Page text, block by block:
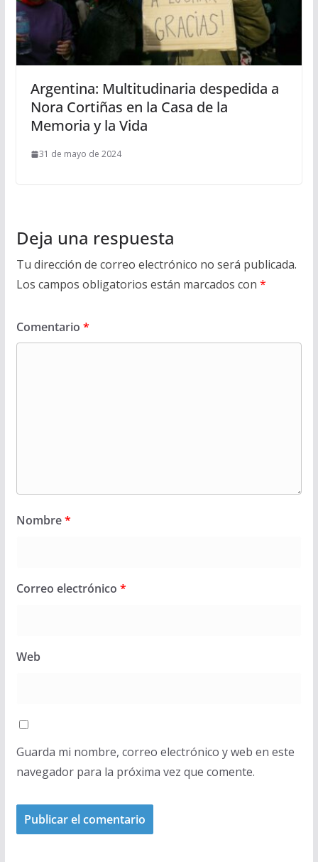
Argentina: Multitudinaria despedida a
Nora Cortiñas en la Casa de la
Memoria y la Vida
31 de mayo de 2024
Deja una respuesta
Tu dirección de correo electrónico no será publicada.
Los campos obligatorios están marcados con *
Comentario *
Nombre*
Correo electrónico *
Web
Guarda mi nombre, correo electrónico y web en este
navegador para la próxima vez que comente.